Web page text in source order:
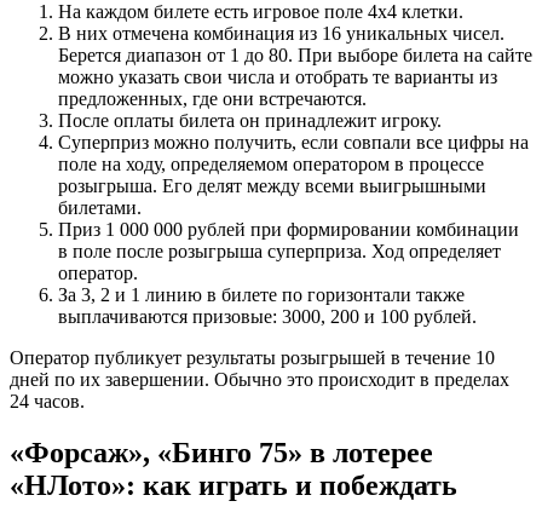
На каждом билете есть игровое поле 4х4 клетки.
В них отмечена комбинация из 16 уникальных чисел.
Берется диапазон от 1 до 80. При выборе билета на сайте
можно указать свои числа и отобрать те варианты из
предложенных, где они встречаются.
После оплаты билета он принадлежит игроку.
Суперприз можно получить, если совпали все цифры на
поле на ходу, определяемом оператором в процессе
розыгрыша. Его делят между всеми выигрышными
билетами.
Приз 1 000 000 рублей при формировании комбинации
в поле после розыгрыша суперприза. Ход определяет
оператор.
За 3, 2 и 1 линию в билете по горизонтали также
выплачиваются призовые: 3000, 200 и 100 рублей.
Оператор публикует результаты розыгрышей в течение 10
дней по их завершении. Обычно это происходит в пределах
24 часов.
«Форсаж», «Бинго 75» в лотерее
«НЛото»: как играть и побеждать